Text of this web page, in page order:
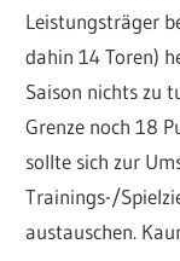
Leistungsträger
dahin 14 Toren)
Saison nichts zu
Grenze noch 18
sollte sich zur
Trainings-/
austauschen.